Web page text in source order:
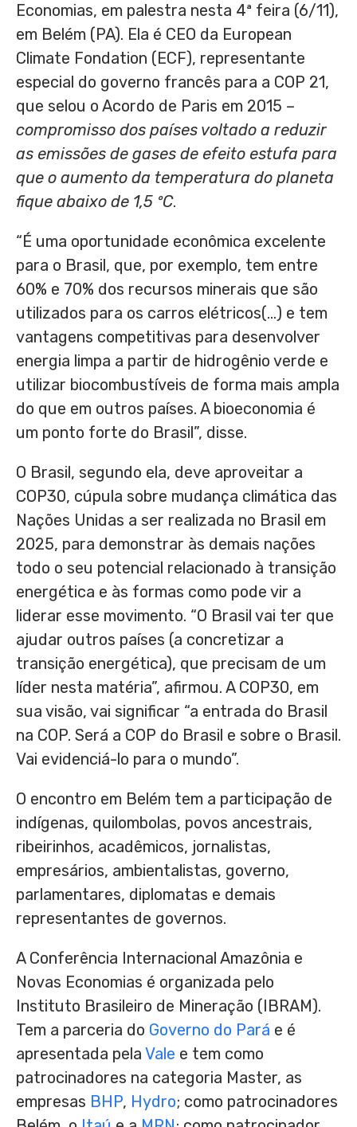
Economias, em palestra nesta 4ª feira (6/11),
em Belém (PA). Ela é CEO da European
Climate Fondation (ECF), representante
especial do governo francês para a COP 21,
que selou o Acordo de Paris em 2015 –
compromisso dos países voltado a reduzir
as emissões de gases de efeito estufa para
que o aumento da temperatura do planeta
fique abaixo de 1,5 ºC.
“É uma oportunidade econômica excelente
para o Brasil, que, por exemplo, tem entre
60% e 70% dos recursos minerais que são
utilizados para os carros elétricos(…) e tem
vantagens competitivas para desenvolver
energia limpa a partir de hidrogênio verde e
utilizar biocombustíveis de forma mais ampla
do que em outros países. A bioeconomia é
um ponto forte do Brasil”, disse.
O Brasil, segundo ela, deve aproveitar a
COP30, cúpula sobre mudança climática das
Nações Unidas a ser realizada no Brasil em
2025, para demonstrar às demais nações
todo o seu potencial relacionado à transição
energética e às formas como pode vir a
liderar esse movimento. “O Brasil vai ter que
ajudar outros países (a concretizar a
transição energética), que precisam de um
líder nesta matéria”, afirmou. A COP30, em
sua visão, vai significar “a entrada do Brasil
na COP. Será a COP do Brasil e sobre o Brasil.
Vai evidenciá-lo para o mundo”.
O encontro em Belém tem a participação de
indígenas, quilombolas, povos ancestrais,
ribeirinhos, acadêmicos, jornalistas,
empresários, ambientalistas, governo,
parlamentares, diplomatas e demais
representantes de governos.
A Conferência Internacional Amazônia e
Novas Economias é organizada pelo
Instituto Brasileiro de Mineração (IBRAM).
Tem a parceria do Governo do Pará e é
apresentada pela Vale e tem como
patrocinadores na categoria Master, as
empresas BHP, Hydro; como patrocinadores